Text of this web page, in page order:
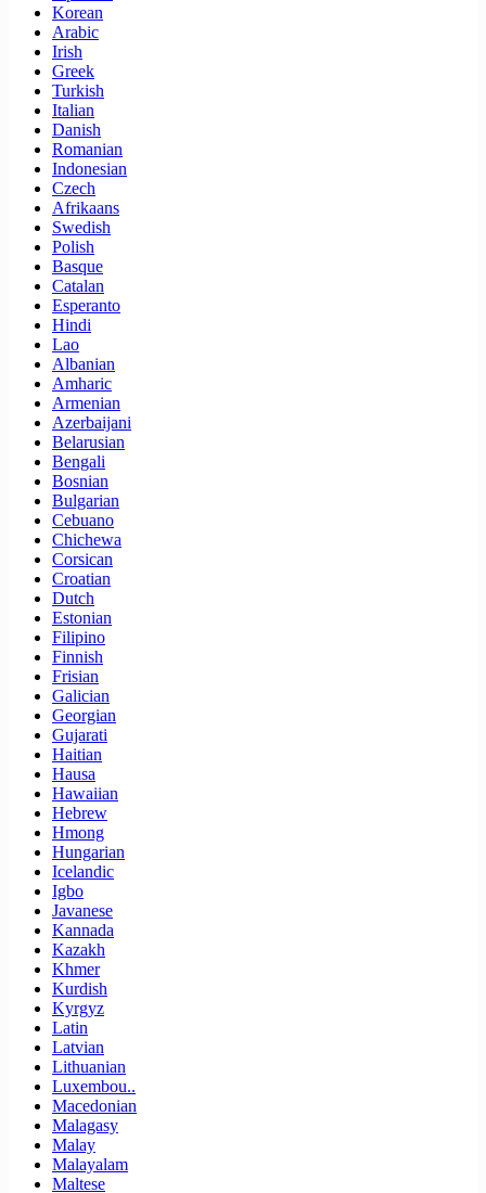
Korean
Arabic
Irish
Greek
Turkish
Italian
Danish
Romanian
Indonesian
Czech
Afrikaans
Swedish
Polish
Basque
Catalan
Esperanto
Hindi
Lao
Albanian
Amharic
Armenian
Azerbaijani
Belarusian
Bengali
Bosnian
Bulgarian
Cebuano
Chichewa
Corsican
Croatian
Dutch
Estonian
Filipino
Finnish
Frisian
Galician
Georgian
Gujarati
Haitian
Hausa
Hawaiian
Hebrew
Hmong
Hungarian
Icelandic
Igbo
Javanese
Kannada
Kazakh
Khmer
Kurdish
Kyrgyz
Latin
Latvian
Lithuanian
Luxembou..
Macedonian
Malagasy
Malay
Malayalam
Maltese